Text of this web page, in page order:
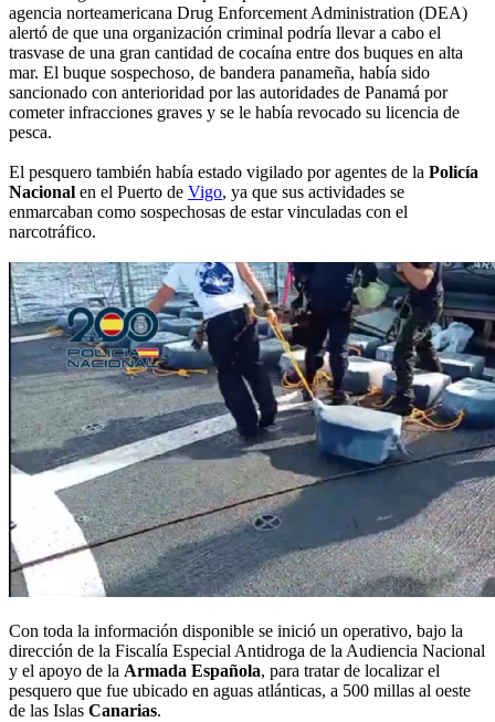
agencia norteamericana Drug Enforcement Administration (DEA)
alertó de que una organización criminal podría llevar a cabo el
trasvase de una gran cantidad de cocaína entre dos buques en alta
mar. El buque sospechoso, de bandera panameña, había sido
sancionado con anterioridad por las autoridades de Panamá por
cometer infracciones graves y se le había revocado su licencia de
pesca.
El pesquero también había estado vigilado por agentes de la Policía
Nacional en el Puerto de Vigo, ya que sus actividades se
enmarcaban como sospechosas de estar vinculadas con el
narcotráfico.
Con toda la información disponible se inició un operativo, bajo la
dirección de la Fiscalía Especial Antidroga de la Audiencia Nacional
y el apoyo de la Armada Española, para tratar de localizar el
pesquero que fue ubicado en aguas atlánticas, a 500 millas al oeste
de las Islas Canarias.